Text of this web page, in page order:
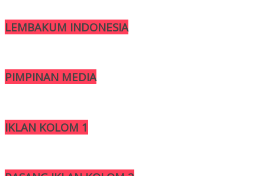
LEMBAKUM INDONESIA
PIMPINAN MEDIA
IKLAN KOLOM 1